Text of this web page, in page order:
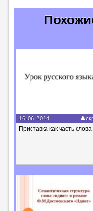
16.06.2014
Приставка как часть слова